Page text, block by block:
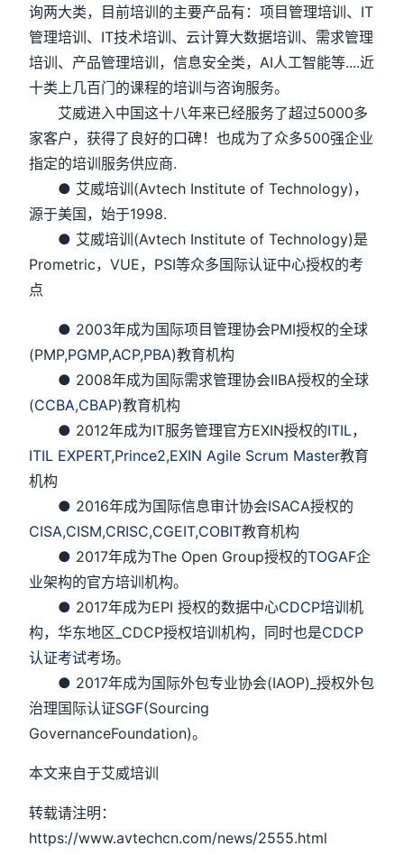
询两大类，目前培训的主要产品有：项目管理培训、IT
管理培训、IT技术培训、云计算大数据培训、需求管理
培训、产品管理培训，信息安全类，AI人工智能等....近
十类上几百门的课程的培训与咨询服务。
艾威进入中国这十八年来已经服务了超过5000多
家客户，获得了良好的口碑！也成为了众多500强企业
指定的培训服务供应商.
● 艾威培训(Avtech Institute of Technology)，
源于美国，始于1998.
● 艾威培训(Avtech Institute of Technology)是
Prometric，VUE，PSI等众多国际认证中心授权的考
点
● 2003年成为国际项目管理协会PMI授权的全球
(PMP,PGMP,ACP,PBA)教育机构
● 2008年成为国际需求管理协会IIBA授权的全球
(CCBA,CBAP)教育机构
● 2012年成为IT服务管理官方EXIN授权的ITIL，
ITIL EXPERT,Prince2,EXIN Agile Scrum Master教育
机构
● 2016年成为国际信息审计协会ISACA授权的
CISA,CISM,CRISC,CGEIT,COBIT教育机构
● 2017年成为The Open Group授权的TOGAF企
业架构的官方培训机构。
● 2017年成为EPI 授权的数据中心CDCP培训机
构，华东地区_CDCP授权培训机构，同时也是CDCP
认证考试考场。
● 2017年成为国际外包专业协会(IAOP)_授权外包
治理国际认证SGF(Sourcing
GovernanceFoundation)。
本文来自于艾威培训
转载请注明：
https://www.avtechcn.com/news/2555.html